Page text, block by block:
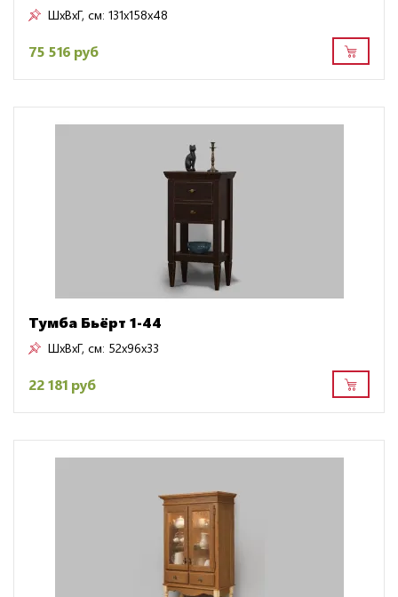
ШxВxГ, см: 131x158x48
75 516 руб
Тумба Бьёрт 1-44
ШxВxГ, см: 52x96x33
22 181 руб